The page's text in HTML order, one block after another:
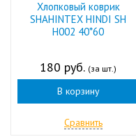
Хлопковый коврик
SHAHINTEX HINDI SH
H002 40*60
180 руб. (за шт.)
В корзину
Сравнить